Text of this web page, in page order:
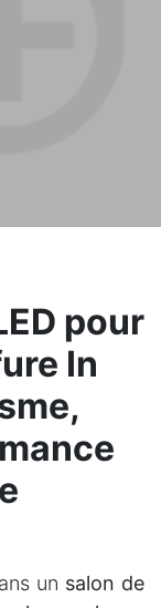
pour
In
un salon de